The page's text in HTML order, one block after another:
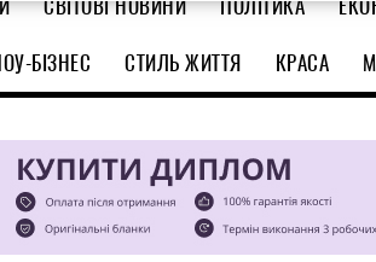
СВІТОВІ НОВИНИ ПОЛІТИКА
БІЗНЕС СТИЛЬ ЖИТТЯ КРАСА